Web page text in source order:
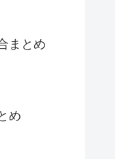
まとめ
め